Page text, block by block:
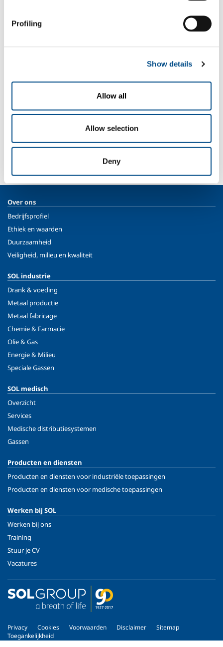
Profiling
Show details
Allow all
Allow selection
Deny
Wilt u meer weten?
Neem contact met ons op
Over ons
Bedrijfsprofiel
Ethiek en waarden
Duurzaamheid
Veiligheid, milieu en kwaliteit
SOL industrie
Drank & voeding
Metaal productie
Metaal fabricage
Chemie & Farmacie
Olie & Gas
Energie & Milieu
Speciale Gassen
SOL medisch
Overzicht
Services
Medische distributiesystemen
Gassen
Producten en diensten
Producten en diensten voor industriële toepassingen
Producten en diensten voor medische toepassingen
Werken bij SOL
Werken bij ons
Training
Stuur je CV
Vacatures
Privacy Cookies Voorwaarden Disclaimer
Sitemap
Toegankelijkheid